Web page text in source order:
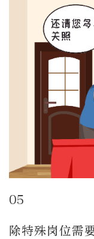
05
除特殊岗位需